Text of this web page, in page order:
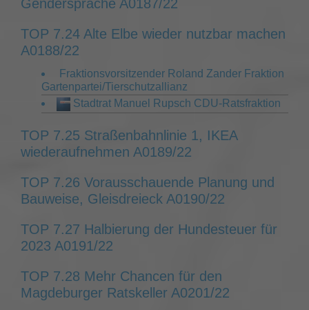
Gendersprache A0187/22
TOP 7.24 Alte Elbe wieder nutzbar machen
A0188/22
Fraktionsvorsitzender Roland Zander Fraktion
Gartenpartei/Tierschutzallianz
Stadtrat Manuel Rupsch CDU-Ratsfraktion
TOP 7.25 Straßenbahnlinie 1, IKEA
wiederaufnehmen A0189/22
TOP 7.26 Vorausschauende Planung und
Bauweise, Gleisdreieck A0190/22
TOP 7.27 Halbierung der Hundesteuer für
2023 A0191/22
TOP 7.28 Mehr Chancen für den
Magdeburger Ratskeller A0201/22